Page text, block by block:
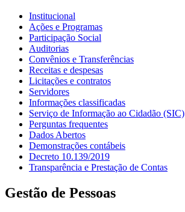
Institucional
Ações e Programas
Participação Social
Auditorias
Convênios e Transferências
Receitas e despesas
Licitações e contratos
Servidores
Informações classificadas
Serviço de Informação ao Cidadão (SIC)
Perguntas frequentes
Dados Abertos
Demonstrações contábeis
Decreto 10.139/2019
Transparência e Prestação de Contas
Gestão de Pessoas